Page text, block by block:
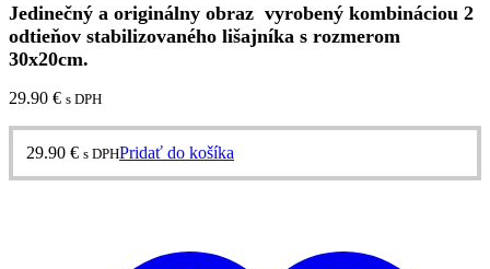
Jedinečný a originálny obraz vyrobený kombináciou 2
odtieňov stabilizovaného lišajníka s rozmerom
30x20cm.
29.90 € s DPH
29.90 € s DPHPridať do košíka